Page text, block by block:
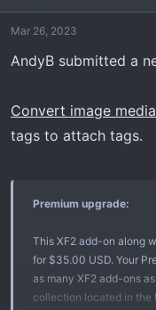
t
r
t
Mar 26, 2023
AndyB submitted a
Convert image
tags to attach tags.
Premium upgrade:
This XF2 add-on along
for $35.00 USD. Your
as many XF2 add-ons
collection located in the